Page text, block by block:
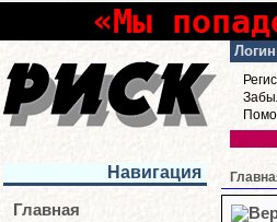
«Мы
Навигация
Главная